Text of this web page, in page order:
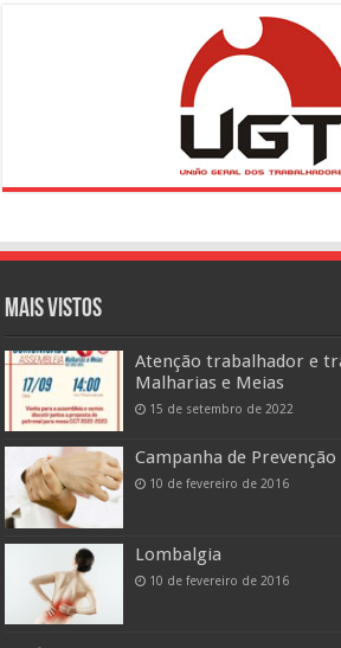
Mais vistos
Atenção trabalhador e
Malharias e Meias
15 de setembro de 2022
Campanha de Prevenção
10 de fevereiro de 2016
Lombalgia
10 de fevereiro de 2016